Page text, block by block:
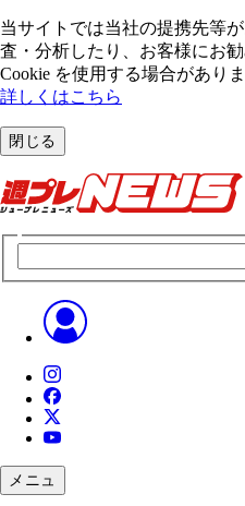
当サイトでは当社の提携先等
査・分析したり、お客様にお
Cookie を使⽤する場合がありま
詳しくはこちら
閉じる
メニュ